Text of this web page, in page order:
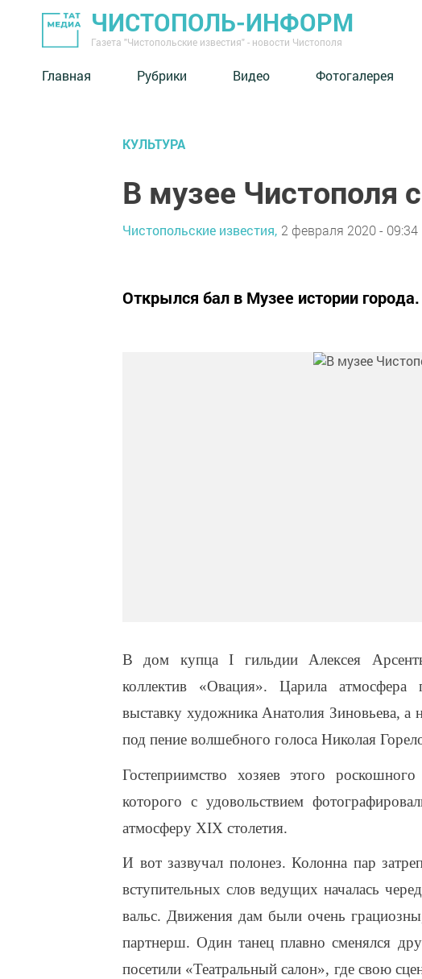
ЧИСТОПОЛЬ-ИНФОРМ
Газета "Чистопольские известия" - новости Чистополя
Главная Рубрики Видео Фотогалерея
КУЛЬТУРА
В музее Чистополя
Чистопольские известия, 2 февраля 2020 - 09:34
Открылся бал в Музее истории города.
В дом купца I гильдии Алексея
коллектив «Овация». Царила атмосфера
выставку художника Анатолия Зиновьева,
под пение волшебного голоса Николая
Гостеприимство хозяев этого
которого с удовольствием
атмосферу XIX столетия.
И вот зазвучал полонез. Колонна пар
вступительных слов ведущих началась
вальс. Движения дам были очень
партнерш. Один танец плавно сменялся
посетили «Театральный салон», где свою